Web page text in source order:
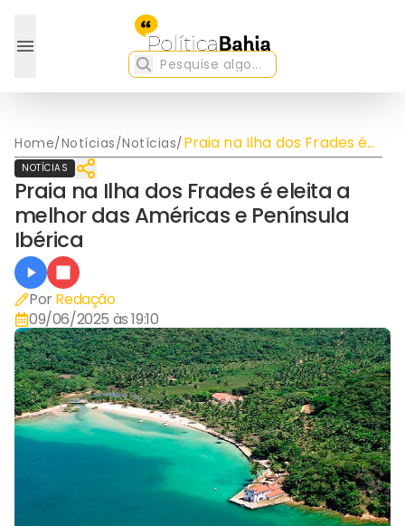
Home/Notícias/Notícias/Praia na Ilha dos Frades é
eleita a melhor das
Américas e Península
Ibérica
NOTÍCIAS
Praia na Ilha dos Frades é eleita a
melhor das Américas e Península
Ibérica
Por Redação
09/06/2025 às 19:10